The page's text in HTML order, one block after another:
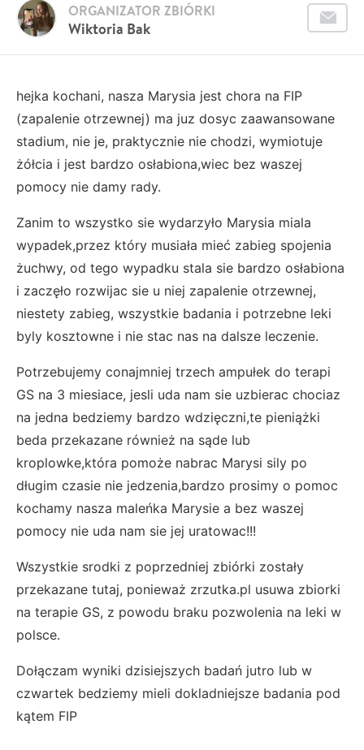
Wiktoria Bak
ORGANIZATOR ZBIÓRKI
hejka kochani, nasza Marysia jest chora na FIP
(zapalenie otrzewnej) ma juz dosyc zaawansowane
stadium, nie je, praktycznie nie chodzi, wymiotuje
żółcia i jest bardzo osłabiona,wiec bez waszej
pomocy nie damy rady.
Zanim to wszystko sie wydarzyło Marysia miala
wypadek,przez który musiała mieć zabieg spojenia
żuchwy, od tego wypadku stala sie bardzo osłabiona
i zaczęło rozwijac sie u niej zapalenie otrzewnej,
niestety zabieg, wszystkie badania i potrzebne leki
byly kosztowne i nie stac nas na dalsze leczenie.
Potrzebujemy conajmniej trzech ampułek do terapi
GS na 3 miesiace, jesli uda nam sie uzbierac chociaz
na jedna bedziemy bardzo wdzięczni,te pieniążki
beda przekazane również na sąde lub
kroplowke,która pomoże nabrac Marysi sily po
długim czasie nie jedzenia,bardzo prosimy o pomoc
kochamy nasza maleńka Marysie a bez waszej
pomocy nie uda nam sie jej uratowac!!!
Wszystkie srodki z poprzedniej zbiórki zostały
przekazane tutaj, ponieważ zrzutka.pl usuwa zbiorki
na terapie GS, z powodu braku pozwolenia na leki w
polsce.
Dołączam wyniki dzisiejszych badań jutro lub w
czwartek bedziemy mieli dokladniejsze badania pod
kątem FIP